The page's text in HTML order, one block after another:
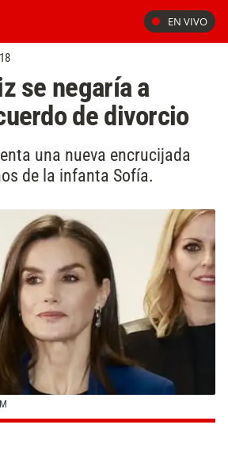
EN VIVO
se negaría a
de divorcio
una nueva encrucijada
de la infanta Sofía.